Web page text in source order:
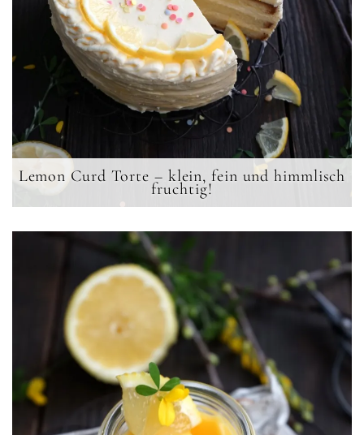
Lemon Curd Torte – klein, fein und himmlisch
fruchtig!